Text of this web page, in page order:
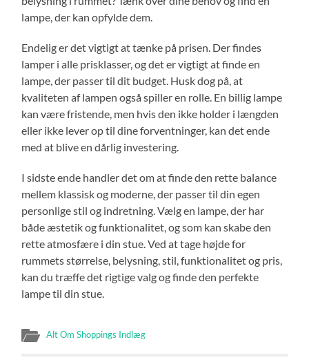
lampe, der kan opfylde dem.
Endelig er det vigtigt at tænke på prisen. Der findes
lamper i alle prisklasser, og det er vigtigt at finde en
lampe, der passer til dit budget. Husk dog på, at
kvaliteten af lampen også spiller en rolle. En billig lampe
kan være fristende, men hvis den ikke holder i længden
eller ikke lever op til dine forventninger, kan det ende
med at blive en dårlig investering.
I sidste ende handler det om at finde den rette balance
mellem klassisk og moderne, der passer til din egen
personlige stil og indretning. Vælg en lampe, der har
både æstetik og funktionalitet, og som kan skabe den
rette atmosfære i din stue. Ved at tage højde for
rummets størrelse, belysning, stil, funktionalitet og pris,
kan du træffe det rigtige valg og finde den perfekte
lampe til din stue.
Alt Om Shoppings Indlæg